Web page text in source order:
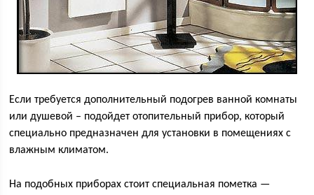
Если требуется дополнительный подогрев ванной комнаты
или душевой – подойдет отопительный прибор, который
специально предназначен для установки в помещениях с
влажным климатом.
На подобных приборах стоит специальная пометка —